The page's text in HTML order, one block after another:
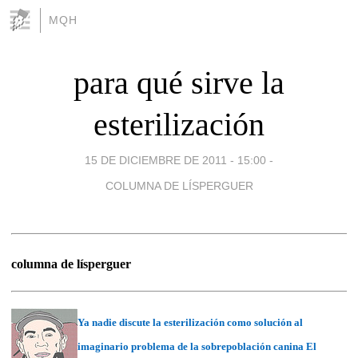
MQH
para qué sirve la
esterilización
15 DE DICIEMBRE DE 2011 - 15:00 -
COLUMNA DE LÍSPERGUER
columna de lísperguer
Ya nadie discute la esterilización como solución al
imaginario problema de la sobrepoblación canina El